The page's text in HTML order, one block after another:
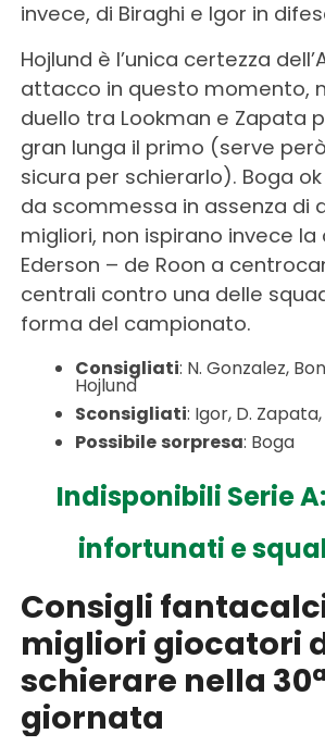
invece, di Biraghi e Igor in
Hojlund è l’unica certezza
attacco in questo momento,
duello tra Lookman e Zapata
gran lunga il primo (serve
sicura per schierarlo). Boga
da scommessa in assenza di
migliori, non ispirano invece la
Ederson – de Roon a
centrali contro una delle
forma del campionato.
Consigliati: N. Gonzalez,
Hojlund
Sconsigliati: Igor, D.
Possibile sorpresa: Boga
Indisponibili Serie
infortunati e
Consigli
migliori giocatori
schierare nella 30ª
giornata